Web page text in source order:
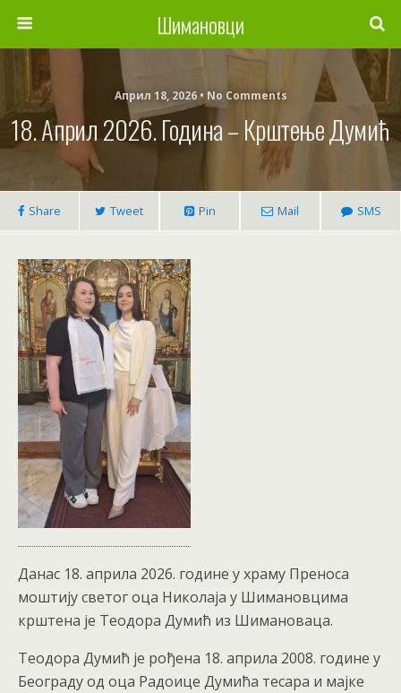
Шимановци
Април 18, 2026 • No Comments
18. Април 2026. Година – Крштење Думић
Share Tweet Pin Mail SMS
Данас 18. априла 2026. године у храму Преноса
моштију светог оца Николаја у Шимановцима
крштена је Теодора Думић из Шимановаца.
Теодора Думић је рођена 18. априла 2008. године у
Београду од оца Радоице Думића тесара и мајке